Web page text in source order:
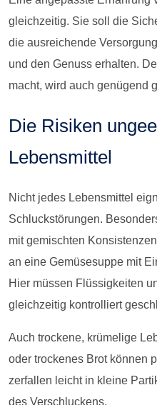
gleichzeitig. Sie soll die
die ausreichende
und den Genuss erhalten.
macht, wird auch genügend
Die Risiken
Lebensmittel
Nicht jedes Lebensmittel
Schluckstörungen.
mit gemischten
an eine Gemüsesuppe mit
Hier müssen Flüssigkeiten
gleichzeitig kontrolliert
Auch trockene, krümelige
oder trockenes Brot können
zerfallen leicht in kleine
des Verschluckens.